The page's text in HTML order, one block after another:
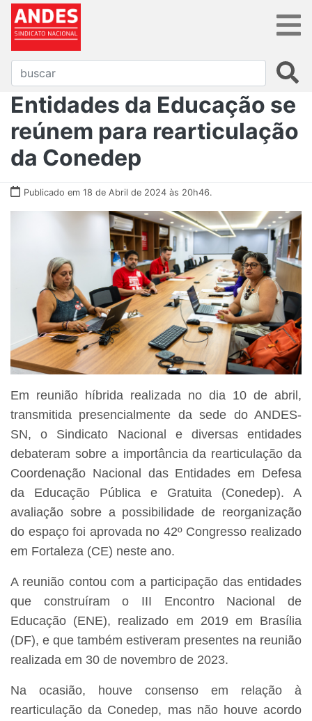
Entidades da Educação se
reúnem para rearticulação
da Conedep
Publicado em 18 de Abril de 2024 às 20h46.
Em reunião híbrida realizada no dia 10 de abril,
transmitida presencialmente da sede do ANDES-
SN, o Sindicato Nacional e diversas entidades
debateram sobre a importância da rearticulação da
Coordenação Nacional das Entidades em Defesa
da Educação Pública e Gratuita (Conedep). A
avaliação sobre a possibilidade de reorganização
do espaço foi aprovada no 42º Congresso realizado
em Fortaleza (CE) neste ano.
A reunião contou com a participação das entidades
que construíram o III Encontro Nacional de
Educação (ENE), realizado em 2019 em Brasília
(DF), e que também estiveram presentes na reunião
realizada em 30 de novembro de 2023.
Na ocasião, houve consenso em relação à
rearticulação da Conedep, mas não houve acordo